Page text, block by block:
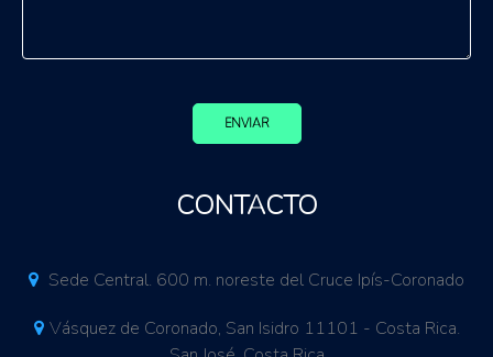
ENVIAR
CONTACTO
Sede Central. 600 m. noreste del Cruce Ipís-Coronado
Vásquez de Coronado, San Isidro 11101 - Costa Rica.